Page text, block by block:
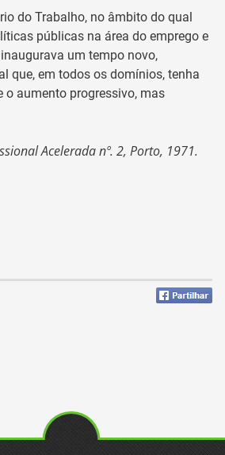
do Trabalho, no âmbito do qual
públicas na área do emprego e
um tempo novo,
que, em todos os domínios, tenha
o aumento progressivo, mas
Acelerada nº. 2, Porto, 1971.